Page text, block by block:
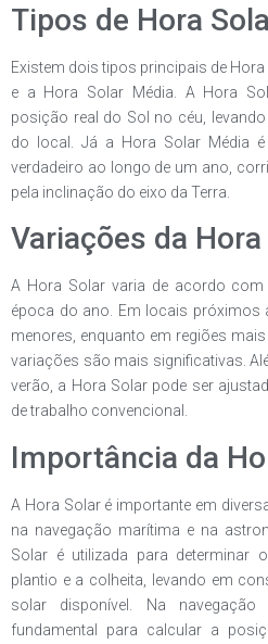
Tipos de Hora
Existem dois tipos principais de
e a Hora Solar Média. A Hora
posição real do Sol no céu,
do local. Já a Hora Solar Média
verdadeiro ao longo de um ano,
pela inclinação do eixo da Terra.
Variações da
A Hora Solar varia de acordo
época do ano. Em locais próximos
menores, enquanto em regiões
variações são mais significativas.
verão, a Hora Solar pode ser
de trabalho convencional.
Importância da
A Hora Solar é importante em
na navegação marítima e na
Solar é utilizada para determinar
plantio e a colheita, levando em
solar disponível. Na
fundamental para calcular a